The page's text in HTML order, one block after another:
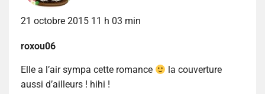
21 octobre 2015 11 h 03 min
roxou06
Elle a l’air sympa cette romance
la couverture
aussi d’ailleurs ! hihi !